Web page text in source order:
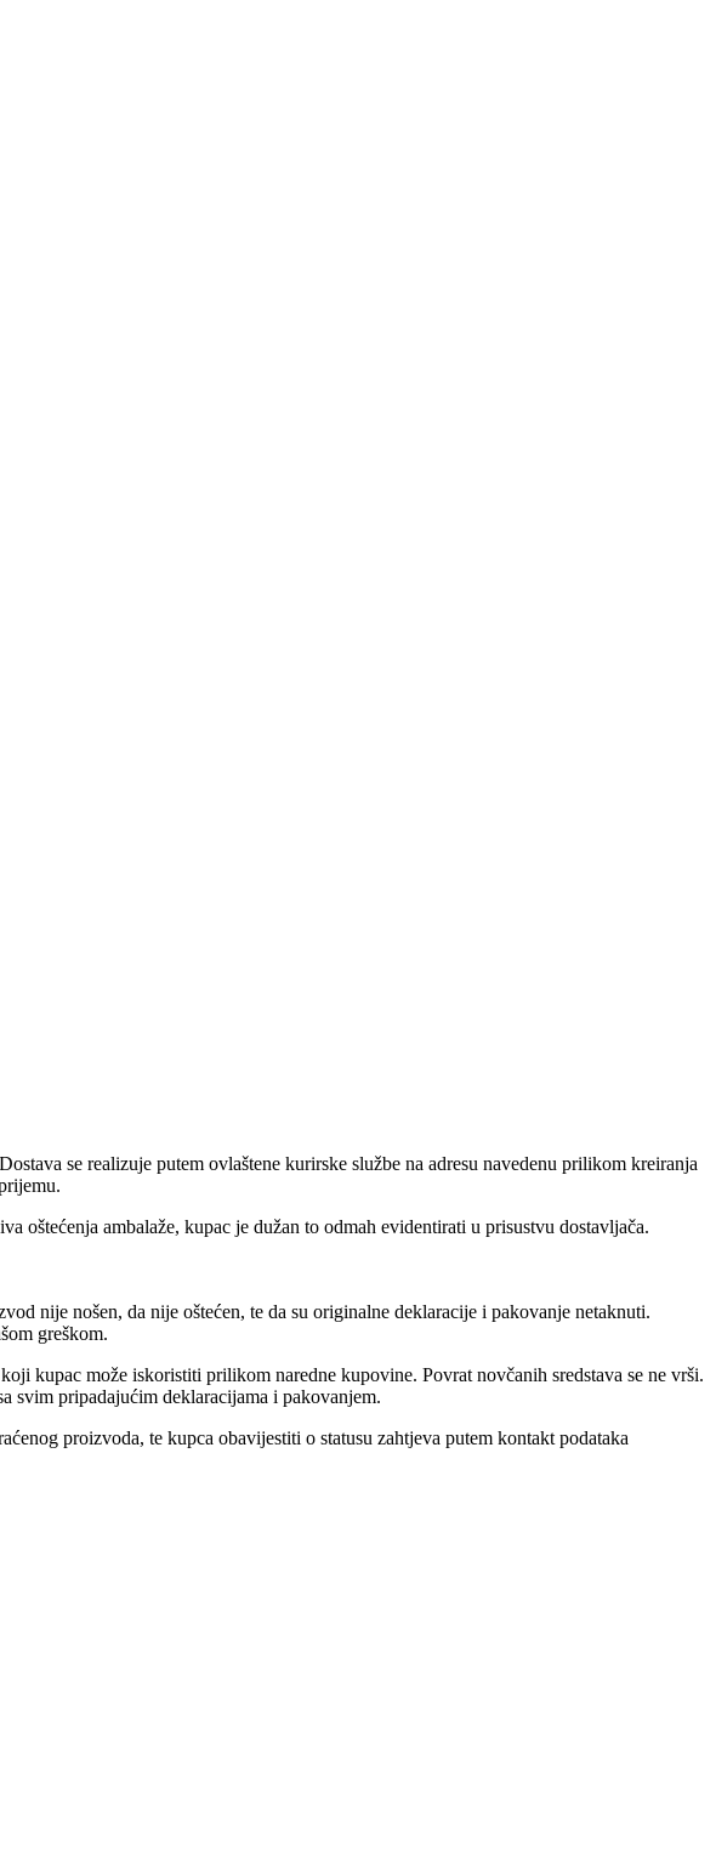
se realizuje putem ovlaštene kurirske službe na adresu navedenu prilikom kreiranja
ambalaže, kupac je dužan to odmah evidentirati u prisustvu dostavljača.
nije nošen, da nije oštećen, te da su originalne deklaracije i pakovanje netaknuti.
greškom.
kupac može iskoristiti prilikom naredne kupovine. Povrat novčanih sredstava se ne vrši.
svim pripadajućim deklaracijama i pakovanjem.
proizvoda, te kupca obavijestiti o statusu zahtjeva putem kontakt podataka